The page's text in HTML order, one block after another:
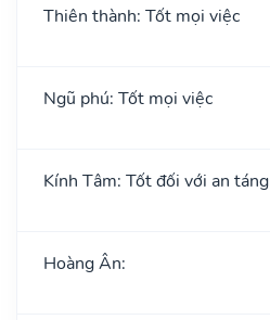
Thiên thành: Tốt mọi việc
Ngũ phú: Tốt mọi việc
Kính Tâm: Tốt đối với an táng
Hoàng Ân: